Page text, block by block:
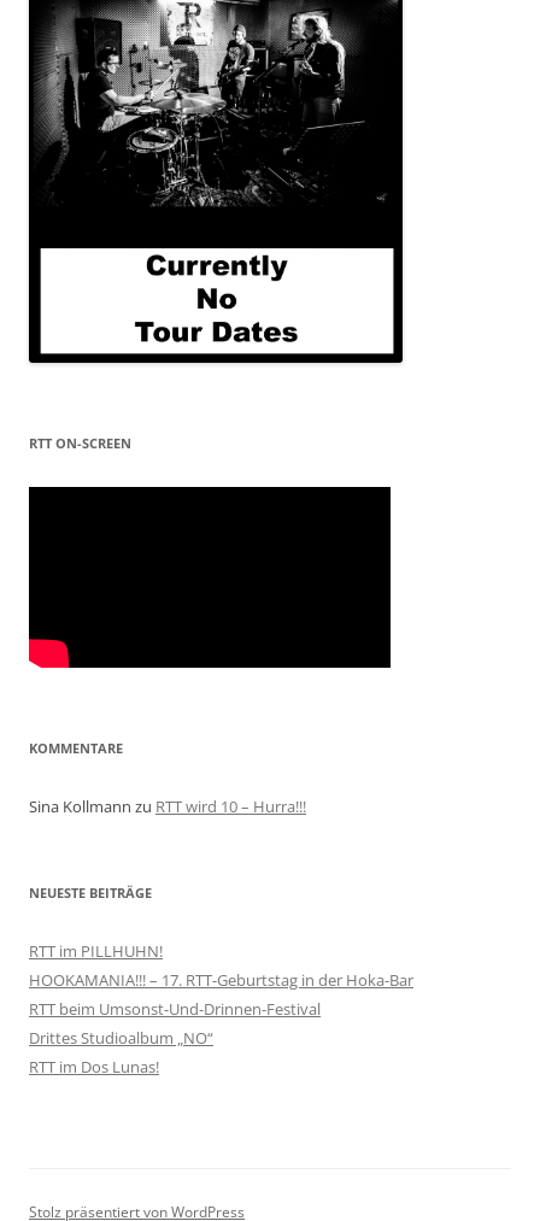
RTT ON-SCREEN
KOMMENTARE
Sina Kollmann zu RTT wird 10 – Hurra!!!
NEUESTE BEITRÄGE
RTT im PILLHUHN!
HOOKAMANIA!!! – 17. RTT-Geburtstag in der Hoka-Bar
RTT beim Umsonst-Und-Drinnen-Festival
Drittes Studioalbum „NO“
RTT im Dos Lunas!
Stolz präsentiert von WordPress